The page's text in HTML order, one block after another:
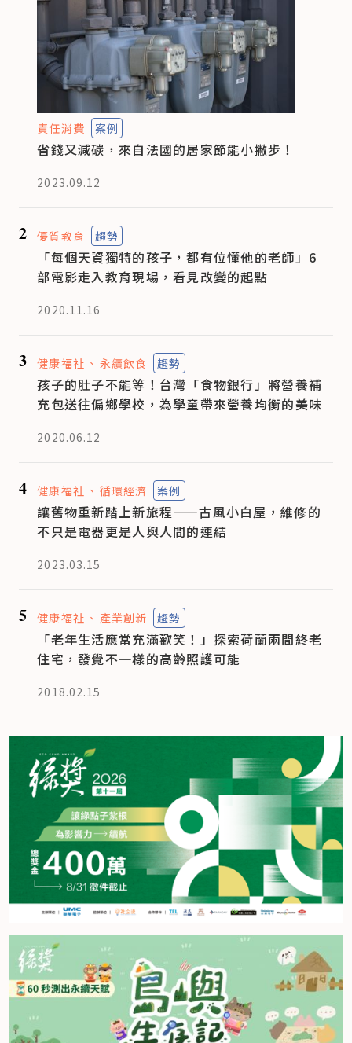
責任消費 案例
省錢又減碳，來自法國的居家節能小撇步！
2023.09.12
2 優質教育 趨勢
「每個天資獨特的孩子，都有位懂他的老師」6
部電影走入教育現場，看見改變的起點
2020.11.16
3 健康福祉 永續飲食 趨勢
孩子的肚子不能等！台灣「食物銀行」將營養補
充包送往偏鄉學校，為學童帶來營養均衡的美味
2020.06.12
4 健康福祉 循環經濟 案例
讓舊物重新踏上新旅程——古風小白屋，維修的
不只是電器更是人與人間的連結
2023.03.15
5 健康福祉 產業創新 趨勢
「老年生活應當充滿歡笑！」探索荷蘭兩間終老
住宅，發覺不一樣的高齡照護可能
2018.02.15